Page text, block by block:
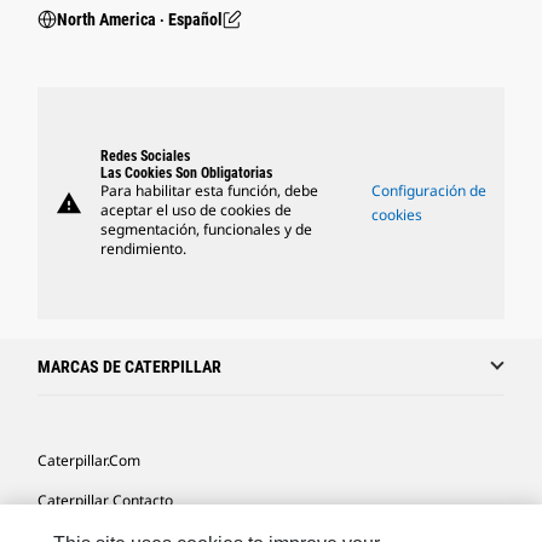
North America ‧ Español
warning
Redes Sociales
Las Cookies Son Obligatorias
Para habilitar esta función, debe
aceptar el uso de cookies de
segmentación, funcionales y de
rendimiento.
Configuración de
cookies
MARCAS DE CATERPILLAR
Caterpillar.com
Caterpillar Contacto